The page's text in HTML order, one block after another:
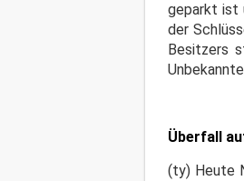
geparkt ist
der
Besitzers
Überfall
(ty) Heute